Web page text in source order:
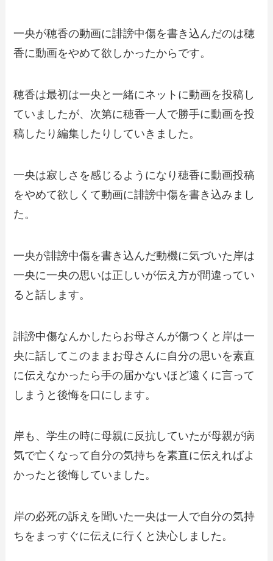
一央が穂香の動画に誹謗中傷を書き込んだのは穂
香に動画をやめて欲しかったからです。
穂香は最初は一央と一緒にネットに動画を投稿し
ていましたが、次第に穂香一人で勝手に動画を投
稿したり編集したりしていきました。
一央は寂しさを感じるようになり穂香に動画投稿
をやめて欲しくて動画に誹謗中傷を書き込みまし
た。
一央が誹謗中傷を書き込んだ動機に気づいた岸は
一央に一央の思いは正しいが伝え方が間違ってい
ると話します。
誹謗中傷なんかしたらお母さんが傷つくと岸は一
央に話してこのままお母さんに自分の思いを素直
に伝えなかったら手の届かないほど遠くに言って
しまうと後悔を口にします。
岸も、学生の時に母親に反抗していたが母親が病
気で亡くなって自分の気持ちを素直に伝えればよ
かったと後悔していました。
岸の必死の訴えを聞いた一央は一人で自分の気持
ちをまっすぐに伝えに行くと決心しました。